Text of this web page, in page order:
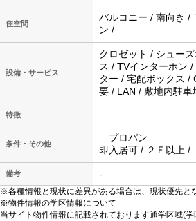
住空間
バルコニー / 南向き /
ン /
設備・サービス
クロゼット / シュー
ス / TVインターホン
ター / 宅配ボックス /
要 / LAN / 敷地内駐車
特徴
条件・その他
プロパン
即入居可 / ２Ｆ以上 /
備考 -
※各種情報と現状に差異がある場合は、現状優先と
※物件情報の学区情報について
当サイト物件情報に記載されております通学区域(